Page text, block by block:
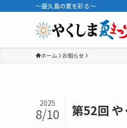
～屋久島の夏を彩る～
ホーム お知らせ
第52回
2025
8/10